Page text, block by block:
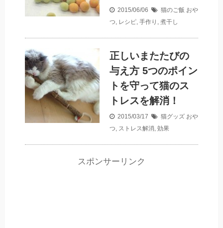
2015/06/06 猫のご飯 おや
つ, レシピ, 手作り , 煮干し
正しいまたたびの
与え方 5つのポイン
トを守って猫のス
トレスを解消！
2015/03/17 猫グッズ おや
つ, ストレス解消, 効果
スポンサーリンク